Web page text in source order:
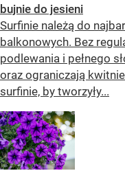
bujnie do jesieni
Surfinie należą do
balkonowych. Bez
podlewania i pełnego
oraz ograniczają
surfinie, by tworzyły...